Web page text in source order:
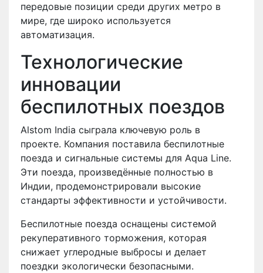
передовые позиции среди других метро в
мире, где широко используется
автоматизация.
Технологические
инновации
беспилотных поездов
Alstom India сыграла ключевую роль в
проекте. Компания поставила беспилотные
поезда и сигнальные системы для Aqua Line.
Эти поезда, произведённые полностью в
Индии, продемонстрировали высокие
стандарты эффективности и устойчивости.
Беспилотные поезда оснащены системой
рекуперативного торможения, которая
снижает углеродные выбросы и делает
поездки экологически безопасными.